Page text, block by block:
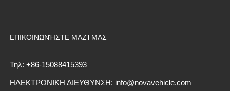
ΕΠΙΚΟΙΝΩΝΉΣΤΕ ΜΑΖΊ ΜΑΣ
Τηλ: +86-15088415393
ΗΛΕΚΤΡΟΝΙΚΗ ΔΙΕΥΘΥΝΣΗ: info@novavehicle.com